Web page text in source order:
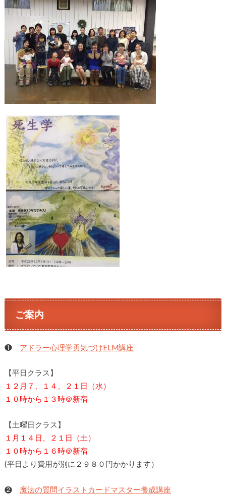
ご案内
❶ アドラー心理学勇気づけELM講座
【平日クラス】
１２月７、１４、２１日（水）
１０時から１３時＠新宿
【土曜日クラス】
１月１４日、２１日（土）
１０時から１６時＠新宿
(平日より費用が別に２９８０円かかります）
❷ 魔法の質問イラストカードマスター養成講座